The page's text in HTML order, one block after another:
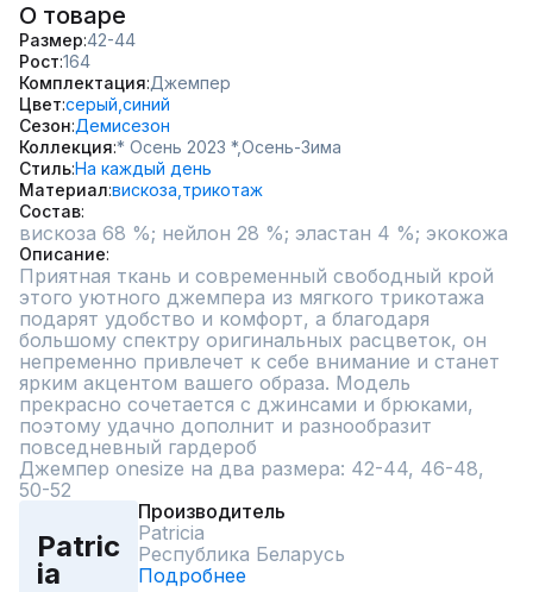
О товаре
Размер 42-44
Рост 164
Комплектация Джемпер
Цвет серый, синий
Сезон Демисезон
Коллекция * Осень 2023 *,Осень-Зима
СтильНа каждый день
Материал вискоза, трикотаж
Состав
вискоза 68 %; нейлон 28 %; эластан 4 %; экокожа
Описание
Приятная ткань и современный свободный крой
этого уютного джемпера из мягкого трикотажа
подарят удобство и комфорт, а благодаря
большому спектру оригинальных расцветок, он
непременно привлечет к себе внимание и станет
ярким акцентом вашего образа. Модель
прекрасно сочетается с джинсами и брюками,
поэтому удачно дополнит и разнообразит
повседневный гардероб
Джемпер onesize на два размера: 42-44, 46-48,
50-52
Patric
iа
Производитель
Patriciа
Республика Беларусь
Подробнее